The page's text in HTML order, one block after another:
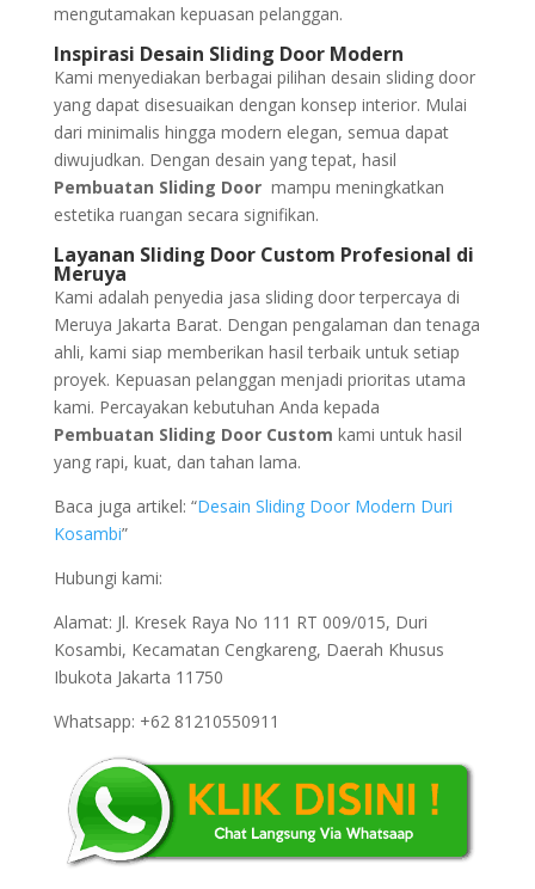
mengutamakan kepuasan pelanggan.
Inspirasi Desain Sliding Door Modern
Kami menyediakan berbagai pilihan desain sliding door
yang dapat disesuaikan dengan konsep interior. Mulai
dari minimalis hingga modern elegan, semua dapat
diwujudkan. Dengan desain yang tepat, hasil
Pembuatan Sliding Door mampu meningkatkan
estetika ruangan secara signifikan.
Layanan Sliding Door Custom Profesional di
Meruya
Kami adalah penyedia jasa sliding door terpercaya di
Meruya Jakarta Barat. Dengan pengalaman dan tenaga
ahli, kami siap memberikan hasil terbaik untuk setiap
proyek. Kepuasan pelanggan menjadi prioritas utama
kami. Percayakan kebutuhan Anda kepada
Pembuatan Sliding Door Custom kami untuk hasil
yang rapi, kuat, dan tahan lama.
Baca juga artikel: “Desain Sliding Door Modern Duri
Kosambi”
Hubungi kami:
Alamat: Jl. Kresek Raya No 111 RT 009/015, Duri
Kosambi, Kecamatan Cengkareng, Daerah Khusus
Ibukota Jakarta 11750
Whatsapp: +62 81210550911